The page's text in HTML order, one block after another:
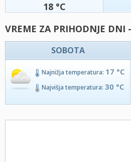
18 °C
VREME ZA PRIHODNJE DNI
SOBOTA
Najnižja temperatura: 17 °C
Najvišja temperatura: 30 °C